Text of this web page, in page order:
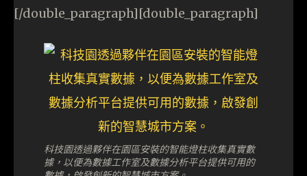
[/double_paragraph][double_paragraph]
科技園透過夥伴在園區安裝的智能燈柱收集真實數
據，以便為數據工作室及數據分析平台提供可用的